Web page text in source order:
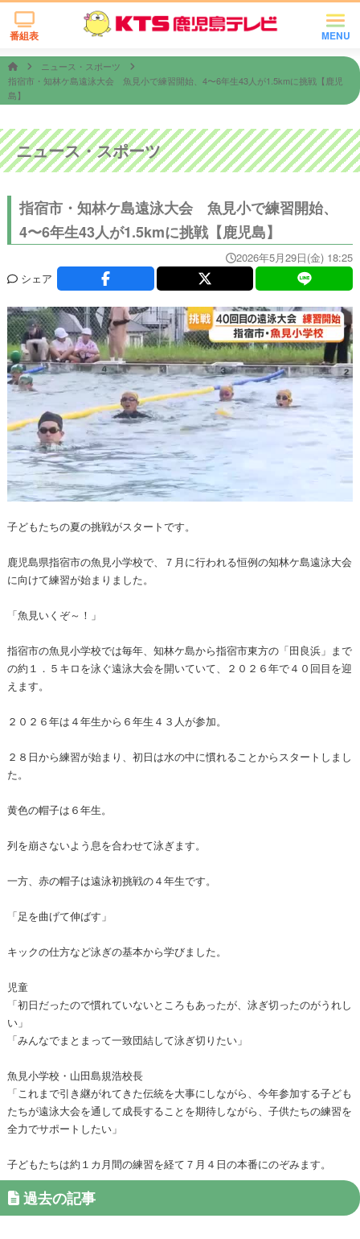
MENU
番組表
ニュース・スポーツ
指宿市・知林ケ島遠泳大会 魚見小で練習開始、4〜6年生43人が1.5kmに挑戦【鹿児
島】
ニュース・スポーツ
指宿市・知林ケ島遠泳大会 魚見小で練習開始、
4〜6年生43人が1.5kmに挑戦【鹿児島】
2026年5月29日(金) 18:25
シェア
子どもたちの夏の挑戦がスタートです。
鹿児島県指宿市の魚見小学校で、７月に行われる恒例の知林ケ島遠泳大会
に向けて練習が始まりました。
「魚見いくぞ～！」
指宿市の魚見小学校では毎年、知林ケ島から指宿市東方の「田良浜」まで
の約１．５キロを泳ぐ遠泳大会を開いていて、２０２６年で４０回目を迎
えます。
２０２６年は４年生から６年生４３人が参加。
２８日から練習が始まり、初日は水の中に慣れることからスタートしまし
た。
黄色の帽子は６年生。
列を崩さないよう息を合わせて泳ぎます。
一方、赤の帽子は遠泳初挑戦の４年生です。
「足を曲げて伸ばす」
キックの仕方など泳ぎの基本から学びました。
児童
「初日だったので慣れていないところもあったが、泳ぎ切ったのがうれし
い」
「みんなでまとまって一致団結して泳ぎ切りたい」
魚見小学校・山田島規浩校長
「これまで引き継がれてきた伝統を大事にしながら、今年参加する子ども
たちが遠泳大会を通して成長することを期待しながら、子供たちの練習を
全力でサポートしたい」
子どもたちは約１カ月間の練習を経て７月４日の本番にのぞみます。
過去の記事